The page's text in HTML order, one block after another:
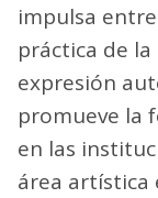
impulsa
práctica de
expresión
promueve la
en las
área artística